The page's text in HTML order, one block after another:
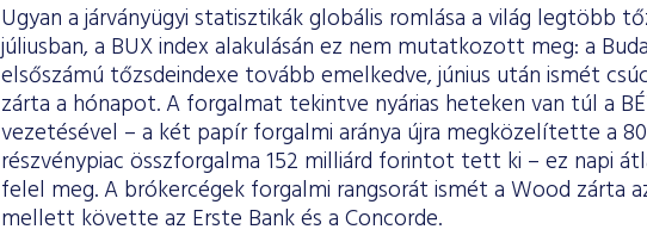
Ugyan a járványügyi statisztikák globális romlása a világ legtöbb
júliusban, a BUX index alakulásán ez nem mutatkozott meg: a
elsőszámú tőzsdeindexe tovább emelkedve, június után ismét
zárta a hónapot. A forgalmat tekintve nyárias heteken van túl a
vezetésével – a két papír forgalmi aránya újra megközelítette a
részvénypiac összforgalma 152 milliárd forintot tett ki – ez napi
felel meg. A brókercégek forgalmi rangsorát ismét a Wood zárta
mellett követte az Erste Bank és a Concorde.